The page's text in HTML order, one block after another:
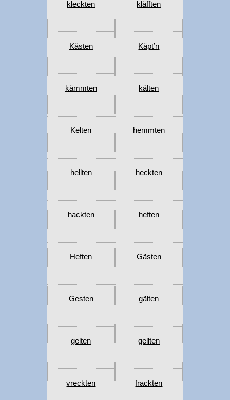
kleckten kläfften
Kästen Käpt’n
kämmten kälten
Kelten hemmten
hellten heckten
hackten heften
Heften Gästen
Gesten gälten
gelten gellten
vreckten frackten